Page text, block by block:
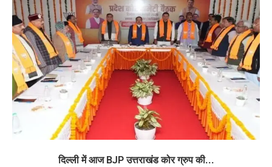
दिल्ली में आज BJP उत्तराखंड कोर ग्रुप की...